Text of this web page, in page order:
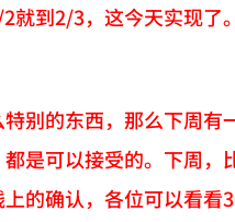
就到2/3，这今天实现
别的东西，那么下周
是可以接受的。下周
的确认，各位可以看